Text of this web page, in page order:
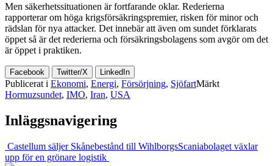
Men säkerhetssituationen är fortfarande oklar. Rederierna
rapporterar om höga krigsförsäkringspremier, risken för minor och
rädslan för nya attacker. Det innebär att även om sundet förklarats
öppet så är det rederierna och försäkringsbolagens som avgör om det
är öppet i praktiken.
Facebook Twitter/X LinkedIn
Publicerat i Ekonomi, Energi, Försörjning, SjöfartMärkt
Hormuzsundet, IMO, Iran, USA
Inläggsnavigering
Castellum säljer Skånebestånd till WihlborgsScaniabolaget växlar
upp för en grönare logistik